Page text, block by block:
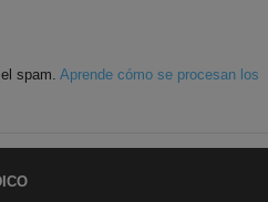
spam. Aprende cómo se procesan los